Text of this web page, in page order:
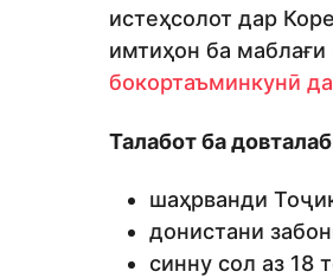
истеҳсолот дар
имтиҳон ба
бокортаъминкунӣ
Талабот ба
шаҳрванди
донистани
синну сол аз 18